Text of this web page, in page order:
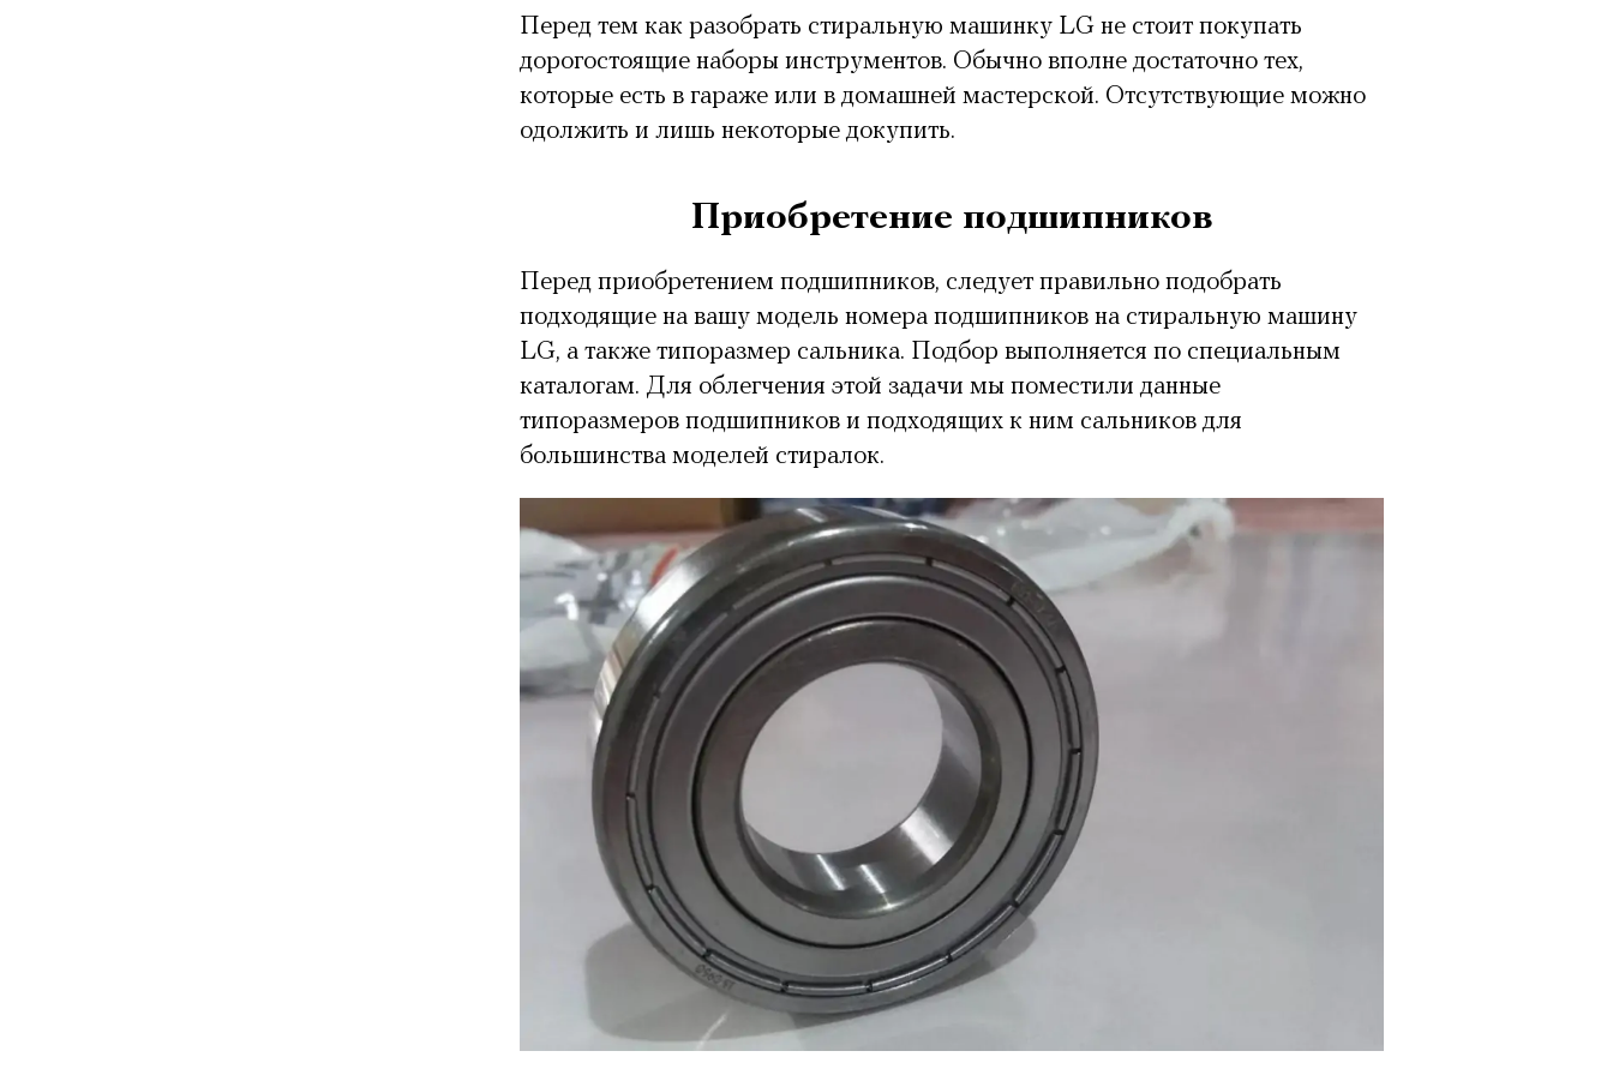
Перед тем как разобрать стиральную машинку LG не стоит покупать
дорогостоящие наборы инструментов. Обычно вполне достаточно тех,
которые есть в гараже или в домашней мастерской. Отсутствующие можно
одолжить и лишь некоторые докупить.
Приобретение подшипников
Перед приобретением подшипников, следует правильно подобрать
подходящие на вашу модель номера подшипников на стиральную машину
LG, а также типоразмер сальника. Подбор выполняется по специальным
каталогам. Для облегчения этой задачи мы поместили данные
типоразмеров подшипников и подходящих к ним сальников для
большинства моделей стиралок.